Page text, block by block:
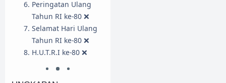
Peringatan Ulang
Tahun RI ke-80 ❌
Selamat Hari Ulang
Tahun RI ke-80 ❌
H.U.T.R.I ke-80 ❌